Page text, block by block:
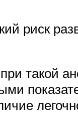
риск
такой